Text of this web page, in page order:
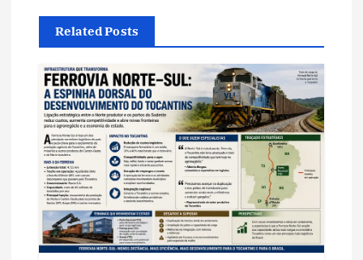
o
d
e
P
o
s
Related Posts